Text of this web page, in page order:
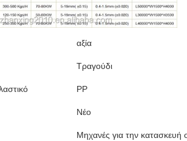
αξία
Τραγούδι
PP
Νέο
Μηχανές για την κατασκευή